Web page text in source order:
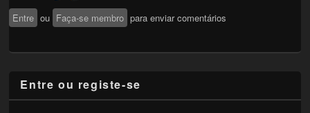
Entre ou Faça-se membro para enviar comentários
Entre ou registe-se